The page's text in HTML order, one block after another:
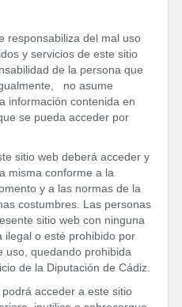
responsabiliza del mal uso
y servicios de este sitio
de la persona que
no asume
información contenida en
se pueda acceder por
sitio web deberá acceder y
misma conforme a la
y a las normas de la
costumbres. Las personas
sitio web con ninguna
ilegal o esté prohibido por
uso, quedando prohibida
de la Diputación de Cádiz.
acceder a este sitio